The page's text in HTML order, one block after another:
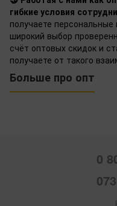
гибкие условия
получаете
широкий выбор
счёт оптовых скидок и
получаете от такого
Больше про опт
0